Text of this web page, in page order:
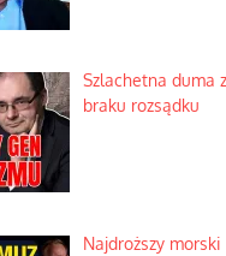
Szlachetna duma
braku rozsądku
Najdroższy